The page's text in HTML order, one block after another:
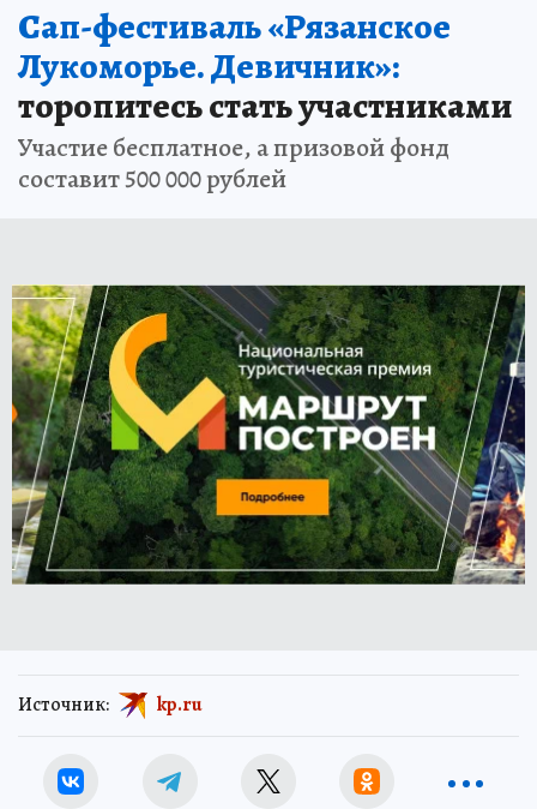
Сап-фестиваль «Рязанское
Лукоморье. Девичник»:
торопитесь стать участниками
Участие бесплатное, а призовой фонд
составит 500 000 рублей
Источник: kp.ru